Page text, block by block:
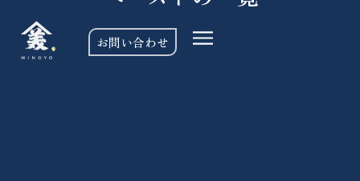
お問い合わせ